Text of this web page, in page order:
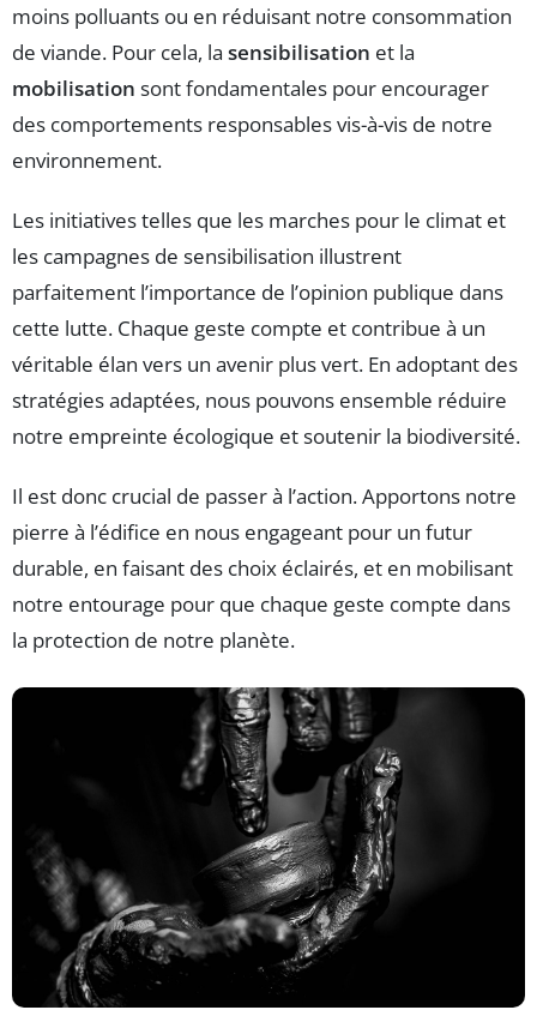
moins polluants ou en réduisant notre consommation
de viande. Pour cela, la sensibilisation et la
mobilisation sont fondamentales pour encourager
des comportements responsables vis-à-vis de notre
environnement.
Les initiatives telles que les marches pour le climat et
les campagnes de sensibilisation illustrent
parfaitement l’importance de l’opinion publique dans
cette lutte. Chaque geste compte et contribue à un
véritable élan vers un avenir plus vert. En adoptant des
stratégies adaptées, nous pouvons ensemble réduire
notre empreinte écologique et soutenir la biodiversité.
Il est donc crucial de passer à l’action. Apportons notre
pierre à l’édifice en nous engageant pour un futur
durable, en faisant des choix éclairés, et en mobilisant
notre entourage pour que chaque geste compte dans
la protection de notre planète.